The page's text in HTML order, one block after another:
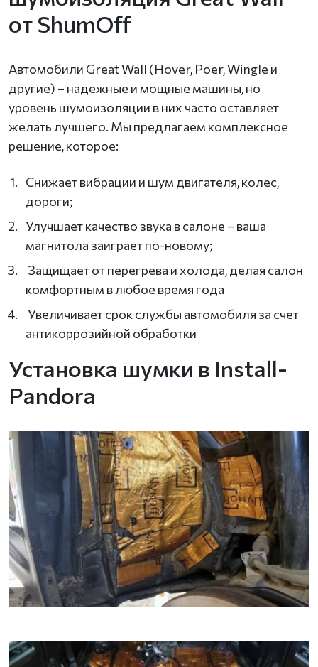
от ShumOff
Автомобили Great Wall (Hover, Poer, Wingle и
другие) – надежные и мощные машины, но
уровень шумоизоляции в них часто оставляет
желать лучшего. Мы предлагаем комплексное
решение, которое:
Снижает вибрации и шум двигателя, колес,
дороги;
Улучшает качество звука в салоне – ваша
магнитола заиграет по-новому;
Защищает от перегрева и холода, делая салон
комфортным в любое время года
Увеличивает срок службы автомобиля за счет
антикоррозийной обработки
Установка шумки в Install-
Pandora